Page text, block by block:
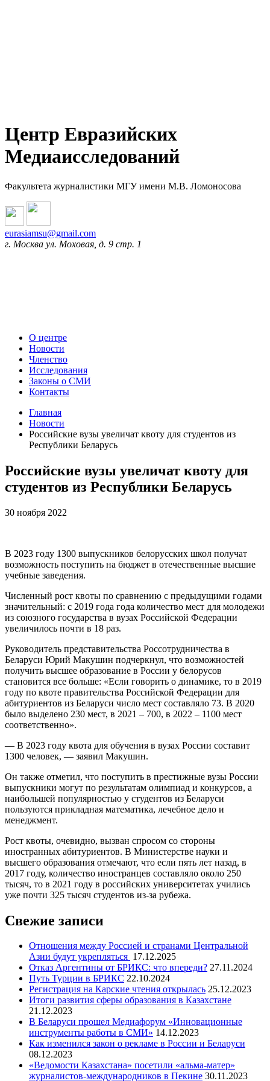
Центр Евразийских
Медиаисследований
Факультета журналистики МГУ имени М.В. Ломоносова
eurasiamsu@gmail.com
г. Москва ул. Моховая, д. 9 стр. 1
О центре
Новости
Членство
Исследования
Законы о СМИ
Контакты
Главная
Новости
Российские вузы увеличат квоту для студентов из
Республики Беларусь
Российские вузы увеличат квоту для
студентов из Республики Беларусь
30 ноября 2022
В 2023 году 1300 выпускников белорусских школ получат
возможность поступить на бюджет в отечественные высшие
учебные заведения.
Численный рост квоты по сравнению с предыдущими годами
значительный: с 2019 года года количество мест для молодежи
из союзного государства в вузах Российской Федерации
увеличилось почти в 18 раз.
Руководитель представительства Россотрудничества в
Беларуси Юрий Макушин подчеркнул, что возможностей
получить высшее образование в России у белорусов
становится все больше: «Если говорить о динамике, то в 2019
году по квоте правительства Российской Федерации для
абитуриентов из Беларуси число мест составляло 73. В 2020
было выделено 230 мест, в 2021 – 700, в 2022 – 1100 мест
соответственно».
— В 2023 году квота для обучения в вузах России составит
1300 человек, — заявил Макушин.
Он также отметил, что поступить в престижные вузы России
выпускники могут по результатам олимпиад и конкурсов, а
наибольшей популярностью у студентов из Беларуси
пользуются прикладная математика, лечебное дело и
менеджмент.
Рост квоты, очевидно, вызван спросом со стороны
иностранных абитуриентов. В Министерстве науки и
высшего образования отмечают, что если пять лет назад, в
2017 году, количество иностранцев составляло около 250
тысяч, то в 2021 году в российских университетах учились
уже почти 325 тысяч студентов из-за рубежа.
Свежие записи
Отношения между Россией и странами Центральной
Азии будут укрепляться 17.12.2025
Отказ Аргентины от БРИКС: что впереди? 27.11.2024
Путь Турции в БРИКС 22.10.2024
Регистрация на Карские чтения открылась 25.12.2023
Итоги развития сферы образования в Казахстане
21.12.2023
В Беларуси прошел Медиафорум «Инновационные
инструменты работы в СМИ» 14.12.2023
Как изменился закон о рекламе в России и Беларуси
08.12.2023
«Ведомости Казахстана» посетили «альма-матер»
журналистов-международников в Пекине 30.11.2023